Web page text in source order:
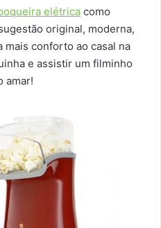
elétrica como
original, moderna,
mais conforto ao casal na
e assistir um filminho
amar!